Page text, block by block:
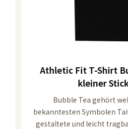
Athletic Fit T-Shirt
kleiner
Bubble Tea gehört
bekanntesten Symbolen
gestaltete und leicht